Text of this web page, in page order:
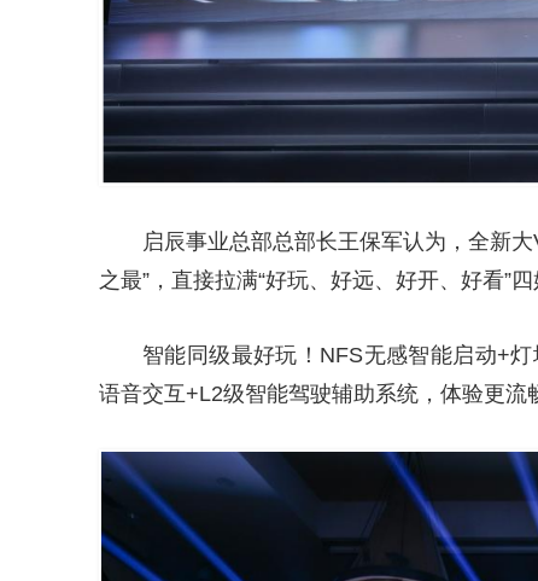
启辰事业总部总部长王保军认为，全新
之最”，直接拉满“好玩、好远、好开、好看”四
智能同级最好玩！NFS无感智能启动+
语音交互+L2级智能驾驶辅助系统，体验更流